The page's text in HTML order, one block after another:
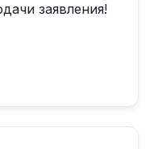
заявления!